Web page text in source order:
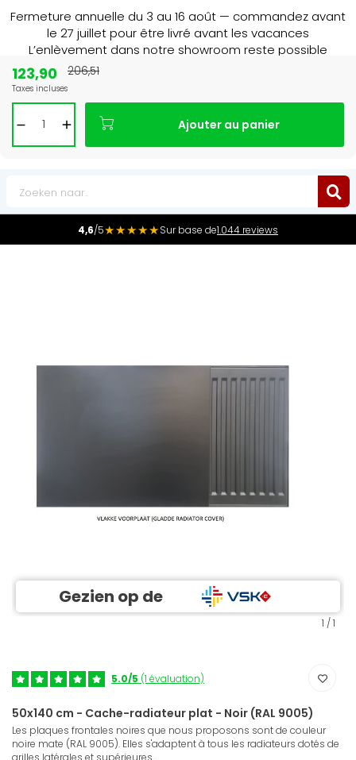
Fermeture annuelle du 3 au 16 août — commandez avant
le 27 juillet pour être livré avant les vacances
L’enlèvement dans notre showroom reste possible
4,6/5★★★★★Sur base de1.044 reviews
Gezien op de
1 / 1
5.0/5 (1 évaluation)
50x140 cm - Cache-radiateur plat - Noir (RAL 9005)
Les plaques frontales noires que nous proposons sont de couleur
noire mate (RAL 9005). Elles s'adaptent à tous les radiateurs dotés de
123,90
Taxes incluses
206,51
Ajouter au panier